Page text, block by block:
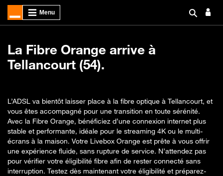
La Fibre Orange arrive à
Tellancourt (54).
L’ADSL va bientôt laisser place à la fibre optique à Tellancourt, et
vous êtes accompagné pour une transition en toute sérénité.
Avec la Fibre Orange, bénéficiez d’une connexion internet plus
stable et performante, idéale pour le streaming 4K ou le multi-
écrans à la maison. Votre Livebox Orange est prête à vous offrir
une expérience fluide, sans rupture de service. N’attendez pas
pour vérifier votre éligibilité fibre afin de rester connecté sans
interruption. Testez dès maintenant votre éligibilité et préparez-